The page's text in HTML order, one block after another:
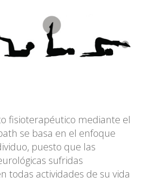
fisioterapéutico mediante el
se basa en el enfoque
puesto que las
sufridas
todas actividades de su vida